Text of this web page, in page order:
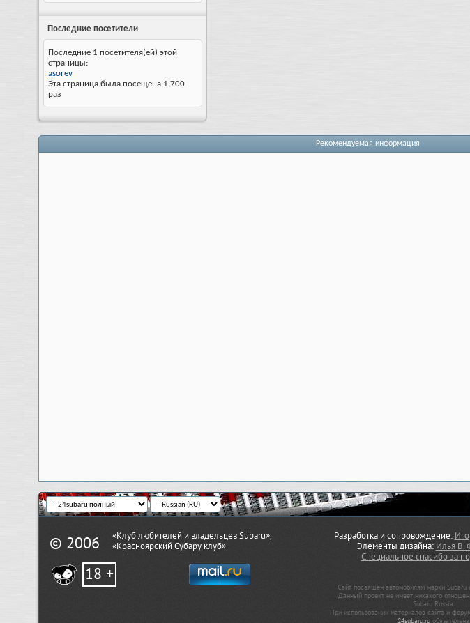
Последние посетители
Последние 1 посетителя(ей) этой
страницы:
asorev
Эта страница была посещена 1,700
раз
Рекомендуемая информация
© 2006
«Клуб любителей и владельцев Subaru»,
«Красноярский Субару клуб»
18 +
Разработка и сопровождение:
Элементы дизайна: Илья В.
Специальное спасибо за
Сайт посвящён автомобилям марки Subaru
Данный проект не имеет никакого
Subaru Russia.
При использовании материалов сайта и
24subaru.ruобязательна.